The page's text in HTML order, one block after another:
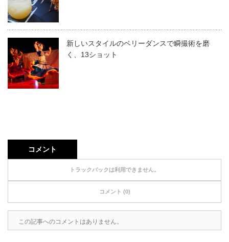
新しいスタイルのベリーダンスで瞬撮術を磨
く、13ショット
コメント
トラックバックは利用できません。
コメント (0)
この記事へのコメントはありません。